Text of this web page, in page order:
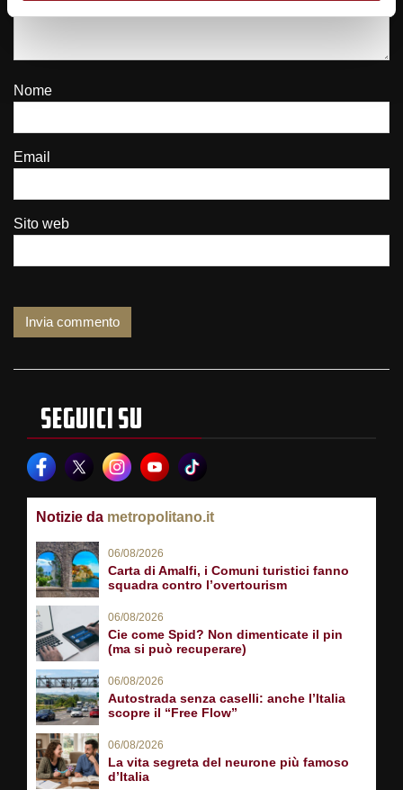
Nome
Email
Sito web
SEGUICI SU
Notizie da metropolitano.it
06/08/2026
Carta di Amalfi, i Comuni turistici fanno
squadra contro l’overtourism
06/08/2026
Cie come Spid? Non dimenticate il pin
(ma si può recuperare)
06/08/2026
Autostrada senza caselli: anche l’Italia
scopre il “Free Flow”
06/08/2026
La vita segreta del neurone più famoso
d’Italia